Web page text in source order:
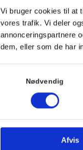
Vi bruger cookies til at
vores trafik. Vi deler
annonceringspartnere
dem, eller som de har
Nødvendig
Afvis